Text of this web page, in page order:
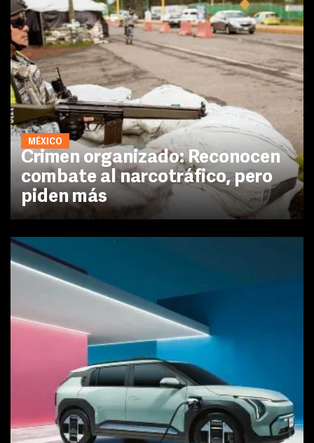
MÉXICO
Crimen organizado: Reconocen
combate al narcotráfico, pero
piden más